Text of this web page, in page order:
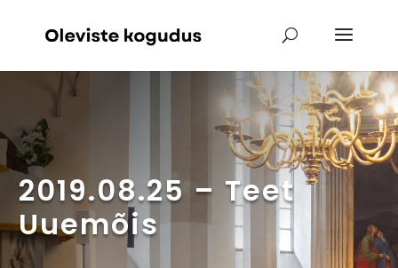
2019.08.25 – Teet
Uuemõis